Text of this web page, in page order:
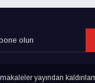
yayından